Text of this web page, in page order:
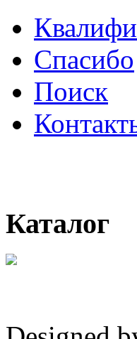
Спасибо
Поиск
Каталог